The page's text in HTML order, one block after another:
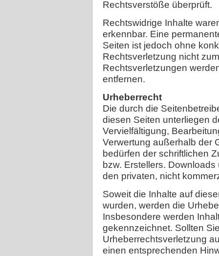
Rechtsverstöße überprüft.
Rechtswidrige Inhalte
erkennbar. Eine
Seiten ist jedoch ohne
Rechtsverletzung nicht
Rechtsverletzungen
entfernen.
Urheberrecht
Die durch die
diesen Seiten unterliegen
Vervielfältigung,
Verwertung außerhalb der
bedürfen der schriftlichen
bzw. Erstellers.
den privaten, nicht
Soweit die Inhalte auf
wurden, werden die
Insbesondere werden
gekennzeichnet. Sollten
Urheberrechtsverletzung
einen entsprechenden